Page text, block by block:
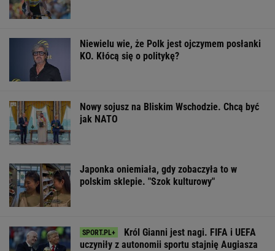
Niewielu wie, że Polk jest ojczymem posłanki
KO. Kłócą się o politykę?
Nowy sojusz na Bliskim Wschodzie. Chcą być
jak NATO
Japonka oniemiała, gdy zobaczyła to w
polskim sklepie. "Szok kulturowy"
Król Gianni jest nagi. FIFA i UEFA
uczyniły z autonomii sportu stajnię Augiasza